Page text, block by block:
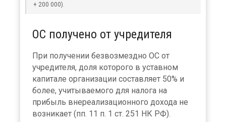
+ 200 000).
ОС получено от учредителя
При получении безвозмездно ОС от
учредителя, доля которого в уставном
капитале организации составляет 50% и
более, учитываемого для налога на
прибыль внереализационного дохода не
возникает (пп. 11 п. 1 ст. 251 НК РФ).